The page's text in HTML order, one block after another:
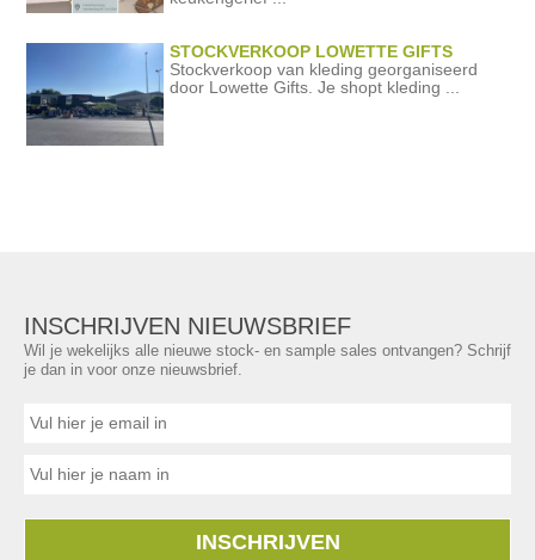
STOCKVERKOOP LOWETTE GIFTS
Stockverkoop van kleding georganiseerd
door Lowette Gifts. Je shopt kleding ...
INSCHRIJVEN NIEUWSBRIEF
Wil je wekelijks alle nieuwe stock- en sample sales ontvangen? Schrijf
je dan in voor onze nieuwsbrief.
INSCHRIJVEN